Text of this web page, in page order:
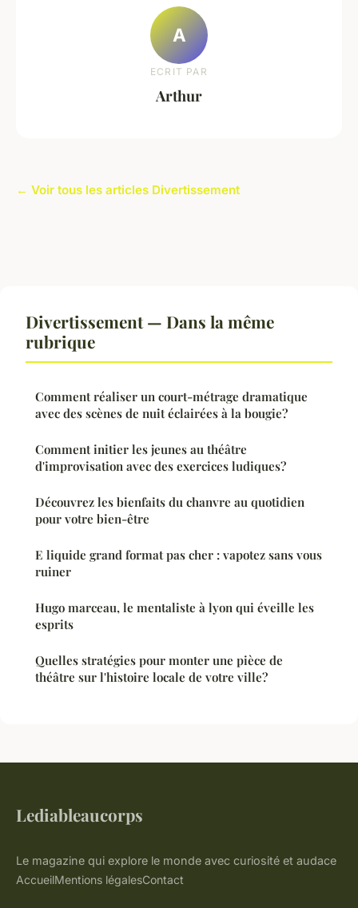
A
ECRIT PAR
Arthur
← Voir tous les articles Divertissement
Divertissement — Dans la même
rubrique
Comment réaliser un court-métrage dramatique
avec des scènes de nuit éclairées à la bougie?
Comment initier les jeunes au théâtre
d'improvisation avec des exercices ludiques?
Découvrez les bienfaits du chanvre au quotidien
pour votre bien-être
E liquide grand format pas cher : vapotez sans vous
ruiner
Hugo marceau, le mentaliste à lyon qui éveille les
esprits
Quelles stratégies pour monter une pièce de
théâtre sur l'histoire locale de votre ville?
Lediableaucorps
Le magazine qui explore le monde avec curiosité et audace
AccueilMentions légalesContact